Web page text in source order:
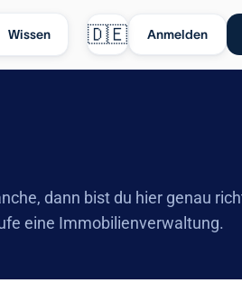
Wissen 🇩🇪 Anmelden
dann bist du hier genau
eine Immobilienverwaltung.